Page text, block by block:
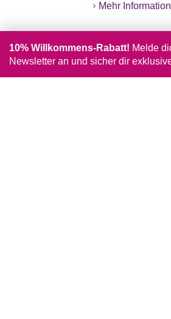
Mehr
10% Willkommens-Rabatt! Melde
Newsletter an und sicher dir